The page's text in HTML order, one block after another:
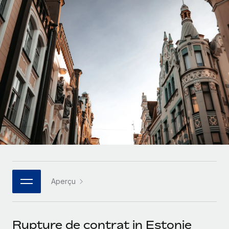
Gestion des freelances
Intégrez et gérez vos freelances partout dans le monde
PEO
Sous-traitez les opérations complexes liées à l’emploi
INFRASTRUCTURE
Intégration Remote
Intégrez vos RH aux flux de travail en toute simplicité
Plateforme
Connecter
Nouveau
Connectez n'importe quel outil d’IA à Remote grâce à
notre MCP
Intégrations
Comparer Remote
Examinez notre service par rapport aux autres
CROISSANCE
Start-ups
Des solutions agiles et internationales pour les RH et la
paie des entreprises en pleine croissance
Entreprises intermédiaires
Développez vos équipes avec des solutions RH sur
mesure
Entreprise
Les RH à l’international pour les grandes entreprises
Partenaires stratégiques de la tech
pays
Calculateur de paiement des freelances
Découvrez les devises disponibles et les vitesses de
paiement pour vos freelances internationaux
APPRENDRE AVEC REMOTE
Recherche et guides
Études de cas
Checklists et modèles
Descriptions de postes
Nederlands
Français
Deutsch
Español
Italiano
Português (Portugal)
日本語
한국어
Aperçu
Rupture de contrat in Estonie